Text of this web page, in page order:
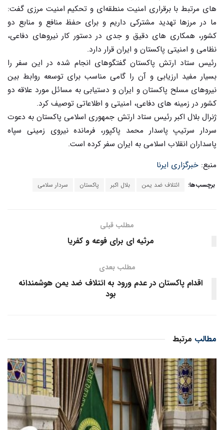
های مرتبط با برقراری امنیت منطقه‌ای و تحکیم امنیت مرزی گفت:
ما در مرزها تهدید مشترکی داریم و برای حفظ منافع و منابع دو
کشور، همکاری های دقیق و جدی در دستور کار نیروهای دفاعی،
نظامی و امنیتی پاکستان و ایران قرار دارد.
رئیس ستاد ارتش پاکستان گفتگوهای انجام شده در این سفر را
بسیار مفید ارزیابی و آن را گامی مناسب برای توسعه روابط بین
نیروهای مسلح پاکستان و ایران و دستیابی به مسائل مورد علاقه دو
کشور در زمینه های دفاعی، امنیتی و اطلاعاتی توصیف کرد.
ژنرال بلال اکبر رئیس ستاد ارتش جمهوری اسلامی پاکستان به دعوت
سردار سرتیپ پاسدار محمد پاکپور، فرمانده نیروی زمینی سپاه
پاسداران انقلاب اسلامی به ایران سفر کرده است.
منبع: خبرگزاری ایرنا
برچسب‌ها: ائتلاف ضد یمن بلال اکبر پاکستان سردار سلامی
مطلب قبلی
مرثیه ای برای فوعه و کفریا
مطلب بعدی
اقدام پاکستان در عدم ورود به ائتلاف ضد یمن هوشمندانه
بود
مرتبط مطالب